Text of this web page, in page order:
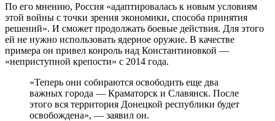
По его мнению, Россия «адаптировалась к новым условиям
этой войны с точки зрения экономики, способа принятия
решений». И сможет продолжать боевые действия. Для этого
ей не нужно использовать ядерное оружие. В качестве
примера он привел конроль над Константиновкой —
«неприступной крепости» с 2014 года.
«Теперь они собираются освободить еще два
важных города — Краматорск и Славянск. После
этого вся территория Донецкой республики будет
освобождена», — заявил он.